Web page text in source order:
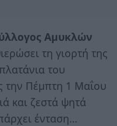
Αμυκλών
τη γιορτή της
του
την Πέμπτη 1 Μαΐου
και ζεστά ψητά
ένταση…